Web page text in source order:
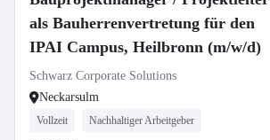
als Bauherrenvertretung für den
IPAI Campus, Heilbronn (m/w/d)
Schwarz Corporate Solutions
Neckarsulm
Vollzeit Nachhaltiger Arbeitgeber